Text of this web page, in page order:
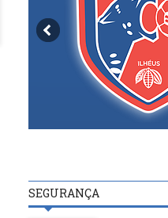
SEGURANÇA